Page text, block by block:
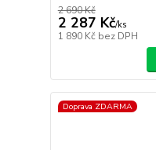
2 690 Kč
2 287 Kč/ks
1 890 Kč bez DPH
Doprava ZDARMA